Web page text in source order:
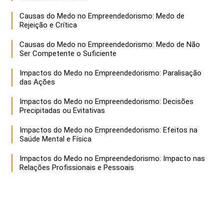
Causas do Medo no Empreendedorismo: Medo de
Rejeição e Crítica
Causas do Medo no Empreendedorismo: Medo de Não
Ser Competente o Suficiente
Impactos do Medo no Empreendedorismo: Paralisação
das Ações
Impactos do Medo no Empreendedorismo: Decisões
Precipitadas ou Evitativas
Impactos do Medo no Empreendedorismo: Efeitos na
Saúde Mental e Física
Impactos do Medo no Empreendedorismo: Impacto nas
Relações Profissionais e Pessoais